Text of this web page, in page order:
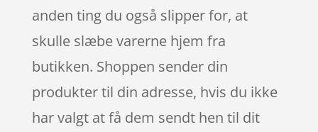
anden ting du også slipper for, at
skulle slæbe varerne hjem fra
butikken. Shoppen sender din
produkter til din adresse, hvis du ikke
har valgt at få dem sendt hen til dit